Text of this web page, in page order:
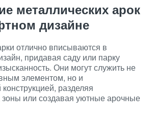
металлических арок
дизайне
отлично вписываются в
придавая саду или парку
Они могут служить не
элементом, но и
разделяя
зоны или создавая уютные арочные